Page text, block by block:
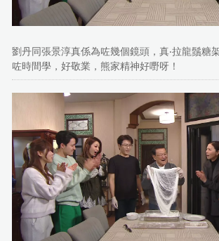
劉丹同張景淳真係為咗幾個鏡頭，真‧拉龍鬚糖
咗時間學，好敬業，熊家精神好嘢呀！